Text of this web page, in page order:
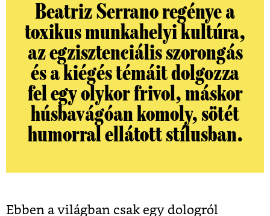
Beatriz Serrano regénye a
toxikus munkahelyi kultúra,
az egzisztenciális szorongás
és a kiégés témáit dolgozza
fel egy olykor frivol, máskor
húsbavágóan komoly, sötét
humorral ellátott stílusban.
Ebben a világban csak egy dologról